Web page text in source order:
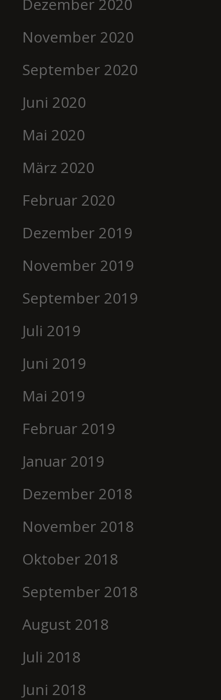
November 2020
September 2020
Juni 2020
Mai 2020
März 2020
Februar 2020
Dezember 2019
November 2019
September 2019
Juli 2019
Juni 2019
Mai 2019
Februar 2019
Januar 2019
Dezember 2018
November 2018
Oktober 2018
September 2018
August 2018
Juli 2018
Juni 2018